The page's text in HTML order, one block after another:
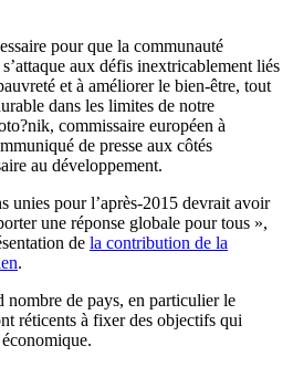
pour que la communauté
aux défis inextricablement liés
et à améliorer le bien-être, tout
dans les limites de notre
commissaire européen à
de presse aux côtés
au développement.
unies pour l’après-2015 devrait avoir
une réponse globale pour tous »,
de la contribution de la
.
nombre de pays, en particulier le
réticents à fixer des objectifs qui